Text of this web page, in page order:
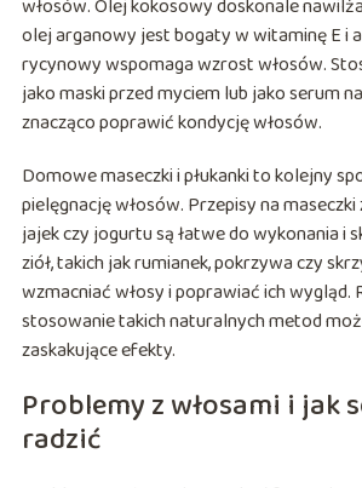
włosów. Olej kokosowy doskonale
olej arganowy jest bogaty w witaminę E i
rycynowy wspomaga wzrost włosów.
jako maski przed myciem lub jako serum
znacząco poprawić kondycję włosów.
Domowe maseczki i płukanki to kolejny
pielęgnację włosów. Przepisy na
jajek czy jogurtu są łatwe do wykonania i
ziół, takich jak rumianek, pokrzywa czy
wzmacniać włosy i poprawiać ich wygląd.
stosowanie takich naturalnych metod
zaskakujące efekty.
Problemy z włosami i jak
radzić